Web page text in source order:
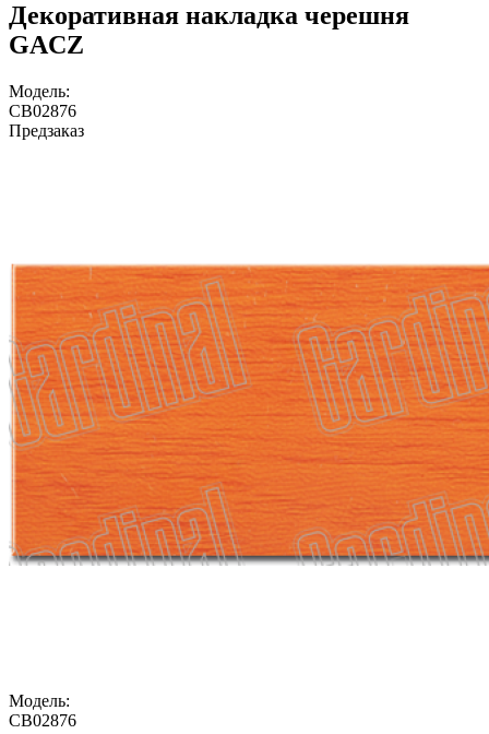
Декоративная накладка черешня
GACZ
Модель:
CB02876
Предзаказ
Модель:
CB02876